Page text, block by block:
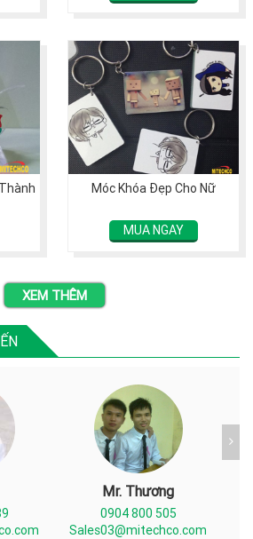
Móc Khóa Đẹp Cho Nữ
MUA NGAY
XEM THÊM
Mr. Thương
0904 800 505
Sales03@mitechco.com